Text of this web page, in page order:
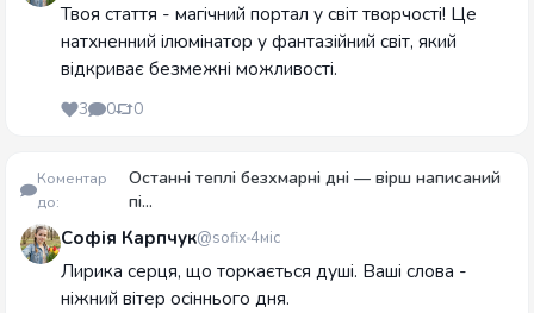
Твоя стаття - магічний портал у світ творчості! Це
натхненний ілюмінатор у фантазійний світ, який
відкриває безмежні можливості.
3 0 0
Коментар
до:
Останні теплі безхмарні дні — вірш написаний
пі...
Софія Карпчук@sofix 4міс
Лирика серця, що торкається душі. Ваші слова -
ніжний вітер осіннього дня.